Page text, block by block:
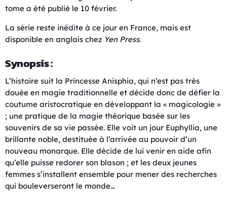
tome a été publié le 10 février.
La série reste inédite à ce jour en France, mais est
disponible en anglais chez Yen Press.
Synopsis :
L’histoire suit la Princesse Anisphia, qui n’est pas très
douée en magie traditionnelle et décide donc de défier la
coutume aristocratique en développant la « magicologie »
; une pratique de la magie théorique basée sur les
souvenirs de sa vie passée. Elle voit un jour Euphyllia, une
brillante noble, destituée à l’arrivée au pouvoir d’un
nouveau monarque. Elle décide de lui venir en aide afin
qu’elle puisse redorer son blason ; et les deux jeunes
femmes s’installent ensemble pour mener des recherches
qui bouleverseront le monde…